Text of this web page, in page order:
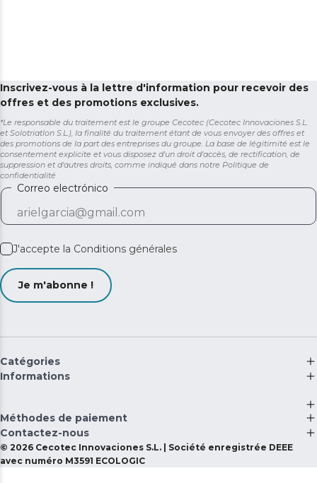
Inscrivez-vous à la lettre d'information pour recevoir des
offres et des promotions exclusives.
*Le responsable du traitement est le groupe Cecotec (Cecotec Innovaciones S.L.
et Solotriatlon S.L.), la finalité du traitement étant de vous envoyer des offres et
des promotions de la part des entreprises du groupe. La base de légitimité est le
consentement explicite et vous disposez d'un droit d'accès, de rectification, de
suppression et d'autres droits, comme indiqué dans notre Politique de
confidentialité
Correo electrónico
J'accepte la Conditions générales
Je m'abonne !
Catégories
Informations
Méthodes de paiement
Contactez-nous
© 2026 Cecotec Innovaciones S.L. | Société enregistrée DEEE
avec numéro M3591 ECOLOGIC